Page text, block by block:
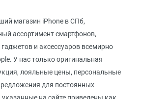
магазин iPhone в СПб,
ассортимент смартфонов,
и аксессуаров всемирно
У нас только оригинальная
лояльные цены, персональные
для постоянных